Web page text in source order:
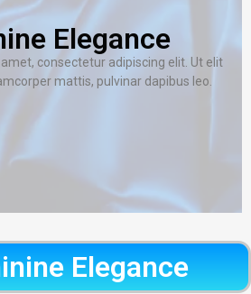
Elegance
consectetur adipiscing elit. Ut elit
mattis, pulvinar dapibus leo.
Elegance